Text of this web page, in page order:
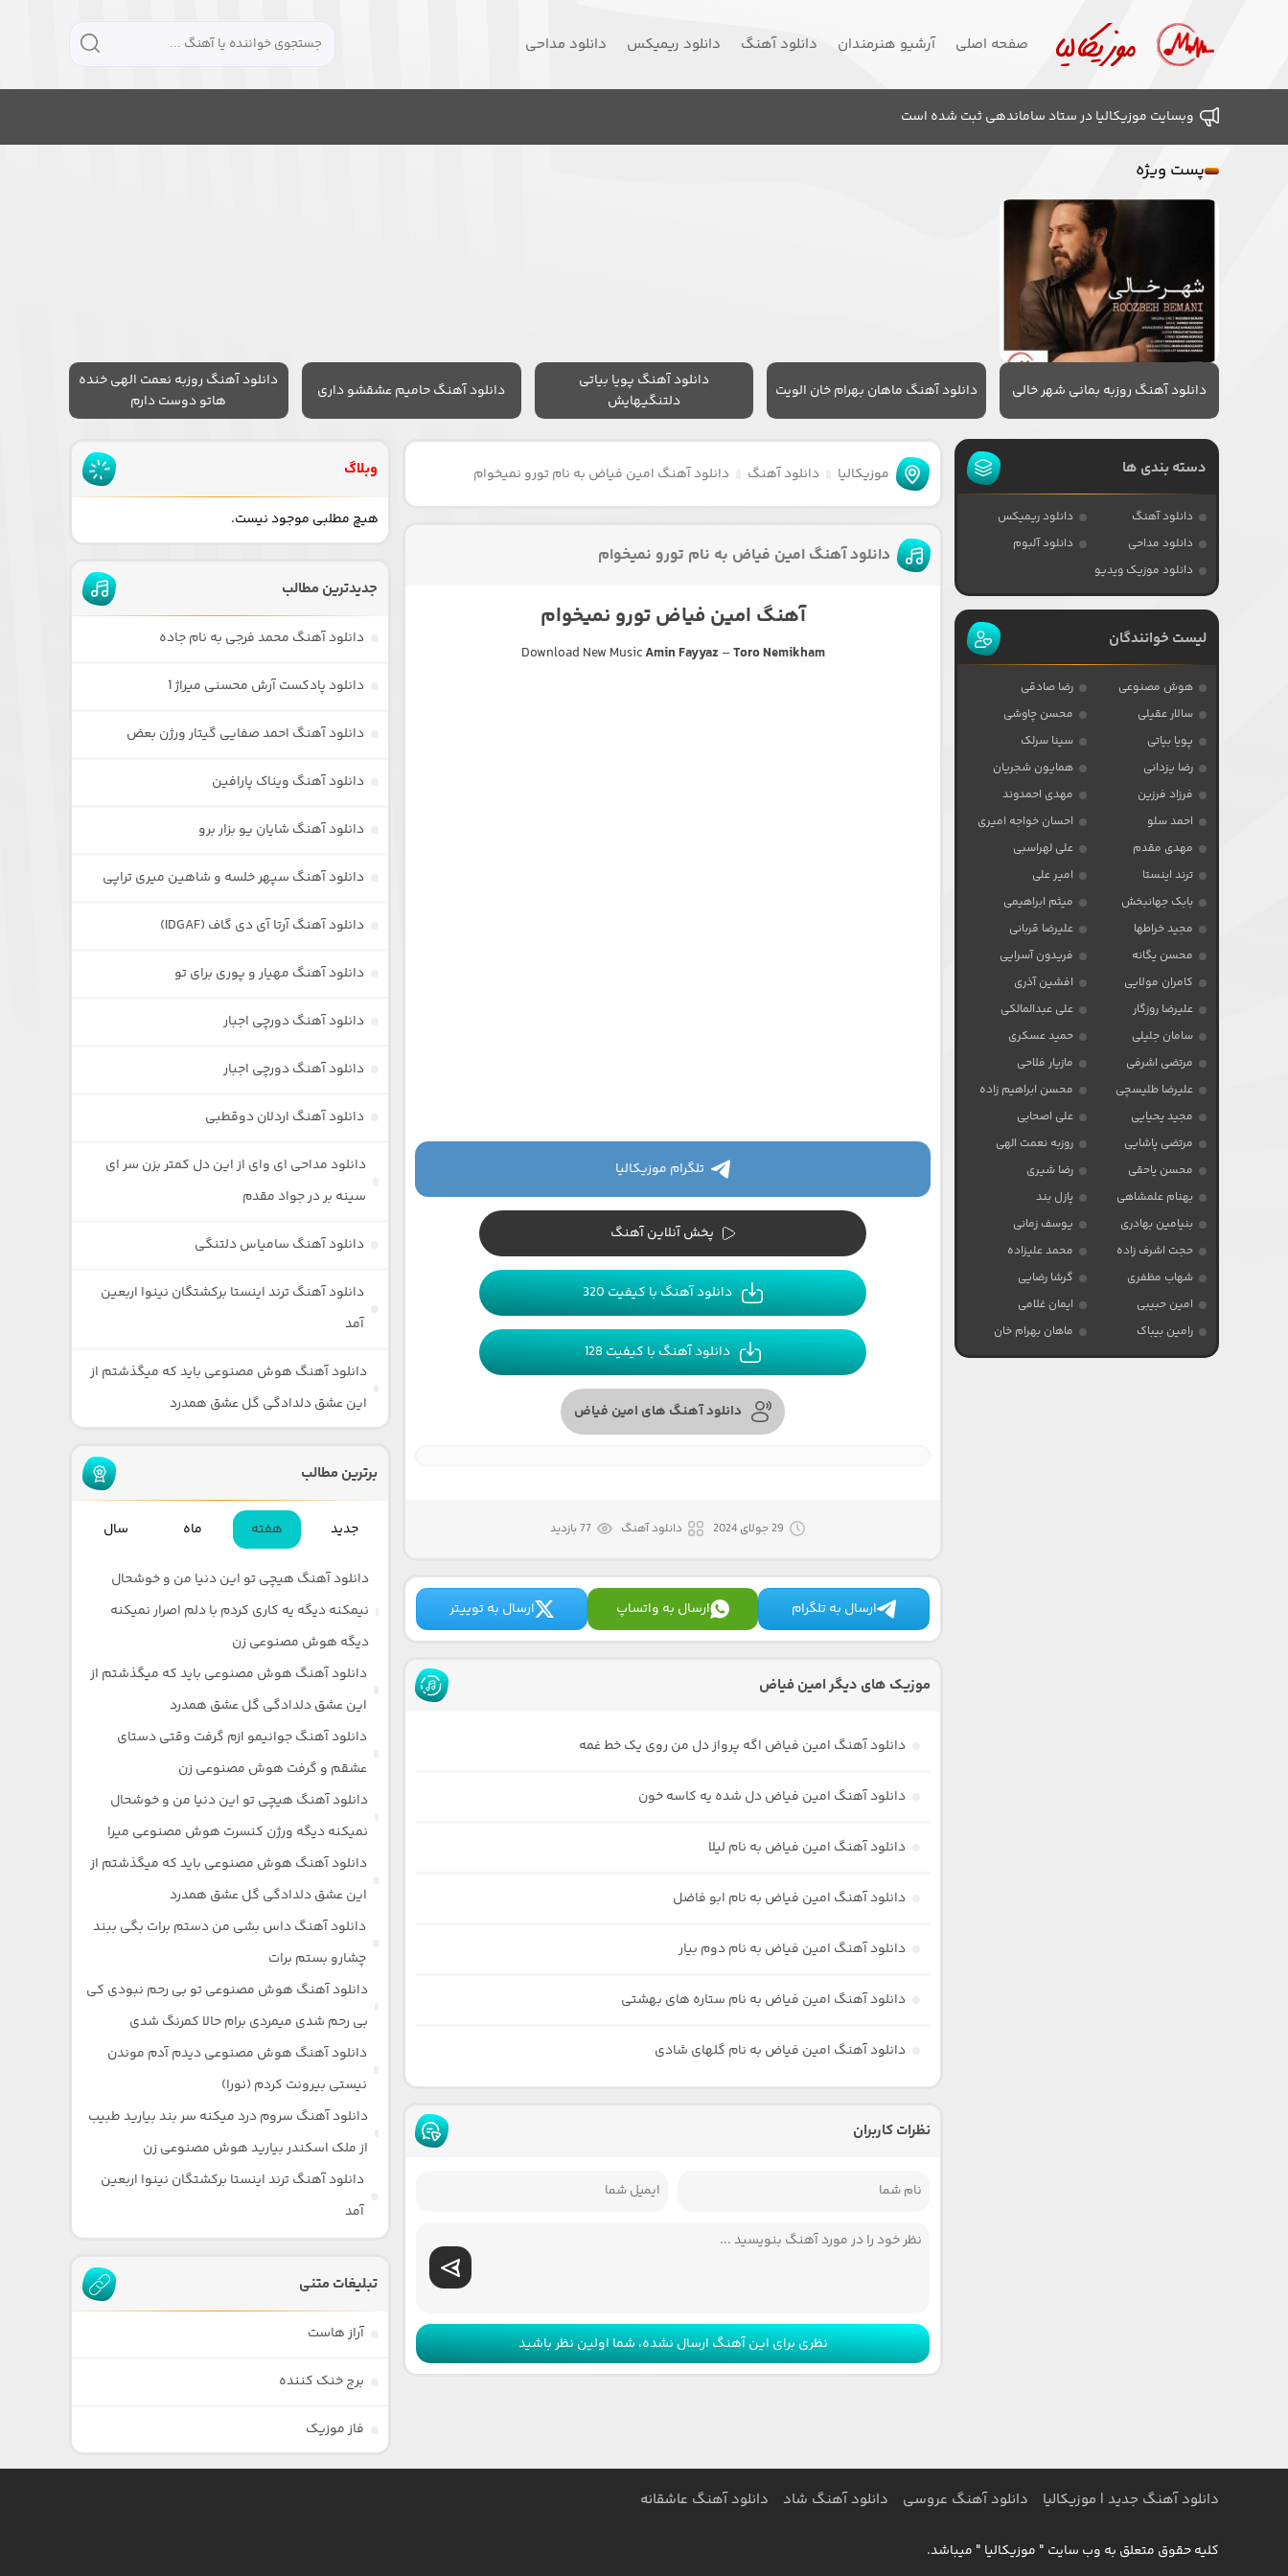
صفحه اصلی آرشیو هنرمندان دانلود آهنگ دانلود ریمیکس دانلود مداحی
وبسایت موزیکالیا در ستاد ساماندهی ثبت شده است
پست ویژه
دانلود آهنگ روزبه بمانی شهر خالی دانلود آهنگ ماهان بهرام خان الویت
دانلود آهنگ پویا بیاتی
دلتنگیهایش
دانلود آهنگ حامیم عشقشو داری
دانلود آهنگ روزبه نعمت الهی خنده
هاتو دوست دارم
موزیکالیا دانلود آهنگ دانلود آهنگ امین فیاض به نام تورو نمیخوام
دانلود آهنگ امین فیاض به نام تورو نمیخوام
آهنگ امین فیاض تورو نمیخوام
Download New MusicAmin Fayyaz –Toro Nemikham
تلگرام موزیکالیا
پخش آنلاین آهنگ
دانلود آهنگ با کیفیت 320
دانلود آهنگ با کیفیت 128
دانلود آهنگ های امین فیاض
29 جولای 2024 دانلود آهنگ 77 بازدید
ارسال به تلگرام ارسال به واتساپ ارسال به توییتر
موزیک های دیگر امین فیاض
دانلود آهنگ امین فیاض اگه پرواز دل من روی یک خط غمه
دانلود آهنگ امین فیاض دل شده یه کاسه خون
دانلود آهنگ امین فیاض به نام لیلا
دانلود آهنگ امین فیاض به نام ابو فاضل
دانلود آهنگ امین فیاض به نام دوم بیار
دانلود آهنگ امین فیاض به نام ستاره های بهشتی
دانلود آهنگ امین فیاض به نام گلهای شادی
نظرات کاربران
نظری برای این آهنگ ارسال نشده، شما اولین نظر باشید
دسته بندی ها
دانلود آهنگ
دانلود ریمیکس
دانلود مداحی
دانلود آلبوم
دانلود موزیک ویدیو
لیست خوانندگان
هوش مصنوعی
رضا صادقی
سالار عقیلی
محسن چاوشی
پویا بیاتی
سینا سرلک
رضا یزدانی
همایون شجریان
فرزاد فرزین
مهدی احمدوند
احمد سلو
احسان خواجه امیری
مهدی مقدم
علی لهراسبی
ترند اینستا
امیر علی
بابک جهانبخش
میثم ابراهیمی
مجید خراطها
علیرضا قربانی
محسن یگانه
فریدون آسرایی
کامران مولایی
افشین آذری
علیرضا روزگار
علی عبدالمالکی
سامان جلیلی
حمید عسکری
مرتضی اشرفی
مازیار فلاحی
علیرضا طلیسچی
محسن ابراهیم زاده
مجید یحیایی
علی اصحابی
مرتضی پاشایی
روزبه نعمت الهی
محسن یاحقی
رضا شیری
بهنام علمشاهی
پازل بند
بنیامین بهادری
یوسف زمانی
حجت اشرف زاده
محمد علیزاده
شهاب مظفری
گرشا رضایی
امین حبیبی
ایمان غلامی
رامین بیباک
ماهان بهرام خان
وبلاگ
هیچ مطلبی موجود نیست.
جدیدترین مطالب
دانلود آهنگ محمد فرجی به نام جاده
دانلود پادکست آرش محسنی میراژ 1
دانلود آهنگ احمد صفایی گیتار ورژن بعض
دانلود آهنگ ویناک پارافین
دانلود آهنگ شایان یو بزار برو
دانلود آهنگ سپهر خلسه و شاهین میری تراپی
دانلود آهنگ آرتا آی دی گاف (IDGAF)
دانلود آهنگ مهیار و پوری برای تو
دانلود آهنگ دورچی اجبار
دانلود آهنگ دورچی اجبار
دانلود آهنگ اردلان دوقطبی
دانلود مداحی ای وای از این دل کمتر بزن سر ای
سینه بر در جواد مقدم
دانلود آهنگ سامیاس دلتنگی
دانلود آهنگ ترند اینستا برکشتگان نینوا اربعین
آمد
دانلود آهنگ هوش مصنوعی باید که میگذشتم از
این عشق دلدادگی گل عشق همدرد
برترین مطالب
جدید هفته ماه سال
دانلود آهنگ هیچی تو این دنیا من و خوشحال
نیمکنه دیگه یه کاری کردم با دلم اصرار نمیکنه
دیگه هوش مصنوعی زن
دانلود آهنگ هوش مصنوعی باید که میگذشتم از
این عشق دلدادگی گل عشق همدرد
دانلود آهنگ جوانیمو ازم گرفت وقتی دستای
عشقم و گرفت هوش مصنوعی زن
دانلود آهنگ هیچی تو این دنیا من و خوشحال
نمیکنه دیگه ورژن کنسرت هوش مصنوعی میرا
دانلود آهنگ هوش مصنوعی باید که میگذشتم از
این عشق دلدادگی گل عشق همدرد
دانلود آهنگ داس بشی من دستم برات بگی ببند
چشارو بستم برات
دانلود آهنگ هوش مصنوعی تو بی رحم نبودی کی
بی رحم شدی میمردی برام حالا کمرنگ شدی
دانلود آهنگ هوش مصنوعی دیدم آدم موندن
نیستی بیرونت کردم (نورا)
دانلود آهنگ سروم درد میکنه سر بند بیارید طبیب
از ملک اسکندر بیارید هوش مصنوعی زن
دانلود آهنگ ترند اینستا برکشتگان نینوا اربعین
آمد
تبلیغات متنی
آراز هاست
برج خنک کننده
فاز موزیک
دانلود آهنگ جدید | موزیکالیا دانلود آهنگ عروسی دانلود آهنگ شاد دانلود آهنگ عاشقانه
کلیه حقوق متعلق به وب سایت " موزیکالیا " میباشد.